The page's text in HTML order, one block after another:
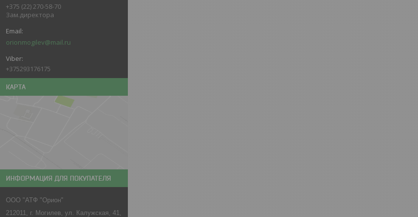
+375 (22) 270-58-70
Зам.директора
orionmogilev@mail.ru
+375293176175
КАРТА
ИНФОРМАЦИЯ ДЛЯ ПОКУПАТЕЛЯ
ООО "АТФ "Орион"
212011, г. Могилев, ул. Калужская, 41,